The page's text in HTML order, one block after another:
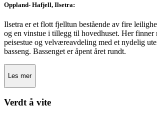
Oppland- Hafjell, Ilsetra:
Ilsetra er et flott fjelltun bestående av fire
og en vinstue i tillegg til hovedhuset. Her finner
peisestue og velværeavdeling med et nydelig
basseng. Bassenget er åpent året rundt.
Les mer
Verdt å vite